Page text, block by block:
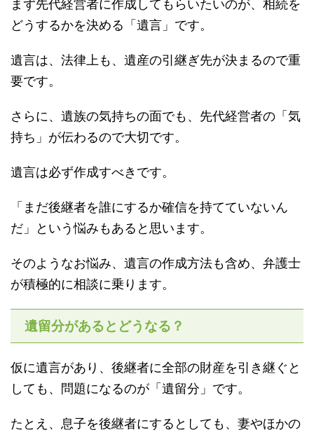
まず先代経営者に作成してもらいたいのが、相続を
どうするかを決める「遺言」です。
遺言は、法律上も、遺産の引継ぎ先が決まるので重
要です。
さらに、遺族の気持ちの面でも、先代経営者の「気
持ち」が伝わるので大切です。
遺言は必ず作成すべきです。
「まだ後継者を誰にするか確信を持てていないん
だ」という悩みもあると思います。
そのようなお悩み、遺言の作成方法も含め、弁護士
が積極的に相談に乗ります。
遺留分があるとどうなる？
仮に遺言があり、後継者に全部の財産を引き継ぐと
しても、問題になるのが「遺留分」です。
たとえ、息子を後継者にするとしても、妻やほかの